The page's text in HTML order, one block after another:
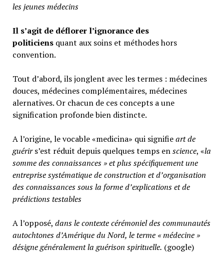
les jeunes médecins
Il s’agit de déflorer l’ignorance des
politiciensquant aux soins et méthodes hors
convention.
Tout d’abord, ils jonglent avec les termes : médecines
douces, médecines complémentaires, médecines
alernatives. Or chacun de ces concepts a une
signification profonde bien distincte.
A l’origine, le vocable «medicina» qui signifieart de
guérirs’est réduit depuis quelques temps enscience, «la
somme des connaissances » et plus spécifiquement une
entreprise systématique de construction et d’organisation
des connaissances sous la forme d’explications et de
prédictions testables
A l’opposé, dans le contexte cérémoniel des communautés
autochtones d’Amérique du Nord, le terme « médecine »
désigne généralementla guérison spirituelle. (google)